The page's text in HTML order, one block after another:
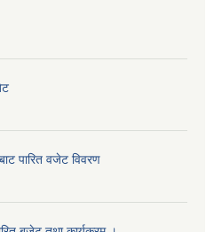
पारित वजेट विवरण